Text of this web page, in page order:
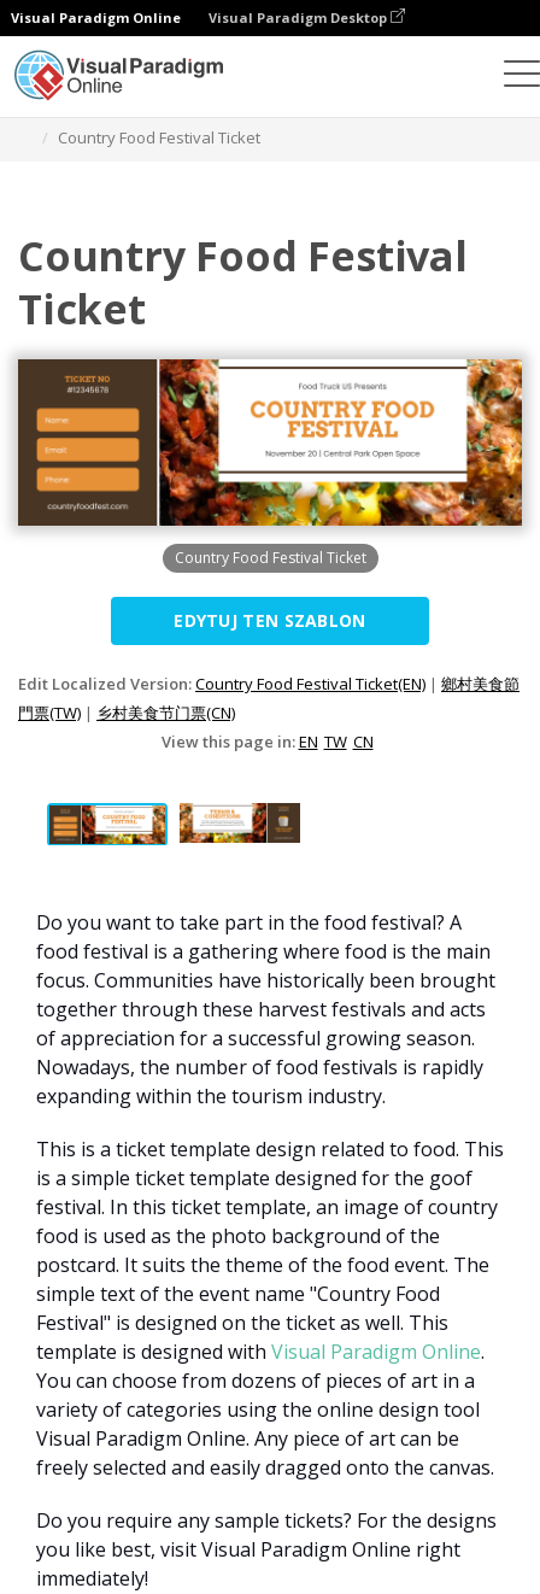
Visual Paradigm Online Visual Paradigm Desktop
Country Food Festival Ticket
Country Food Festival
Ticket
Country Food Festival Ticket
EDYTUJ TEN SZABLON
Edit Localized Version:Country Food Festival Ticket(EN) | 鄉村美食節
門票(TW) | 乡村美食节门票(CN)
View this page in:EN TW CN
Do you want to take part in the food festival? A
food festival is a gathering where food is the main
focus. Communities have historically been brought
together through these harvest festivals and acts
of appreciation for a successful growing season.
Nowadays, the number of food festivals is rapidly
expanding within the tourism industry.
This is a ticket template design related to food. This
is a simple ticket template designed for the goof
festival. In this ticket template, an image of country
food is used as the photo background of the
postcard. It suits the theme of the food event. The
simple text of the event name "Country Food
Festival" is designed on the ticket as well. This
template is designed with Visual Paradigm Online.
You can choose from dozens of pieces of art in a
variety of categories using the online design tool
Visual Paradigm Online. Any piece of art can be
freely selected and easily dragged onto the canvas.
Do you require any sample tickets? For the designs
you like best, visit Visual Paradigm Online right
immediately!